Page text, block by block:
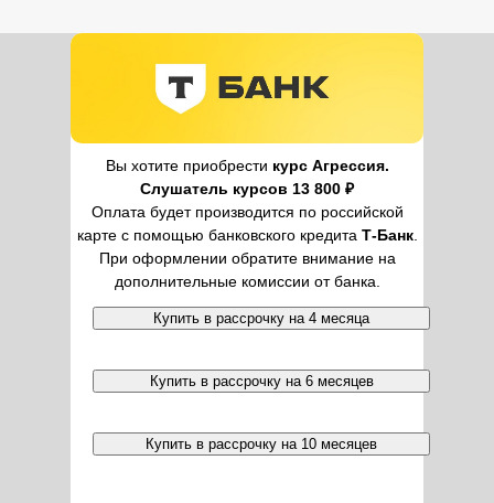
Вы хотите приобрести курс Агрессия.
Слушатель курсов 13 800 ₽
Оплата будет производится по российской
карте с помощью банковского кредита Т-Банк.
При оформлении обратите внимание на
дополнительные комиссии от банка.
Купить в рассрочку на 4 месяца
Купить в рассрочку на 6 месяцев
Купить в рассрочку на 10 месяцев